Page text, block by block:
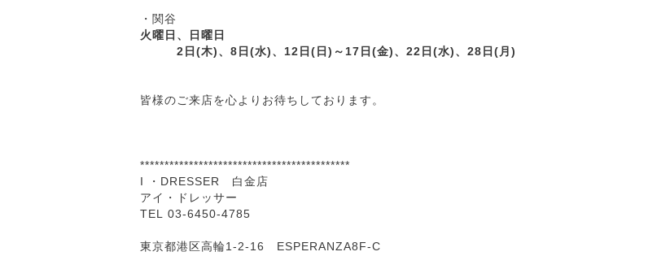
・関谷
火曜日、日曜日
2 日(木)、8日(水)、12日(日)～17日(金)、22日(水)、28日(月)
皆様のご来店を心よりお待ちしております。
*******************************************
I ・DRESSER 白金店
アイ・ドレッサー
TEL 03-6450-4785
東京都港区高輪1-2-16 ESPERANZA8F-C